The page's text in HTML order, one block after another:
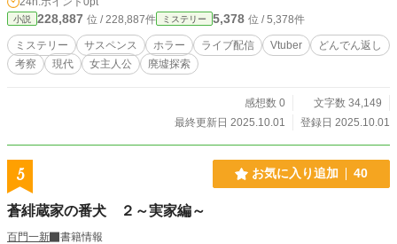
論理の刃で事件を斬り、矛盾を喝破するミステリー作家、『栗栖あがさ』。
危険を顧みず、呪われた廃墟へリアルタイムで突入する、命知らずのコスプレ配
信者コンビ、『ミティ』と『ルック』。 そして、登録者数十名。知識の浅さ
を揶-揄されながらも、時に議論の本質を突く質問を投げかける、謎多き新人Vtu
ber、『ピピル野ピピカ』。 語られるべきは、風化した過去の謎だったはず
【AI活用に関する注記】 本作品は、本文執筆にGeminiを活用し、最終的な調
小説 228,887 位 / 228,887件 ミステリー 5,378 位 / 5,378件
ミステリー サスペンス ホラー ライブ配信 Vtuber
どんでん返し
考察
現代 女主人公 廃墟探索
感想数 0
文字数 34,149
最終更新日 2025.10.01
登録日 2025.10.01
5 お気に入り追加 40
蒼緋蔵家の番犬 ２～実家編～
百門一新
書籍情報